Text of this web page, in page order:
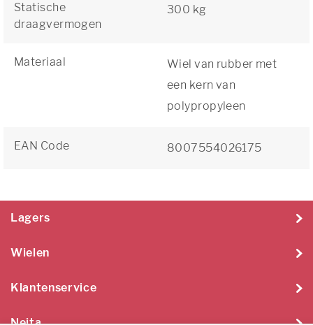
Statische
draagvermogen
300 kg
Materiaal
Wiel van rubber met
een kern van
polypropyleen
EAN Code 8007554026175
Lagers
Wielen
Klantenservice